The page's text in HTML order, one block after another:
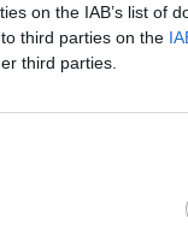
on the IAB’s list of
third parties on the
third parties.
, rompe así
señales da el